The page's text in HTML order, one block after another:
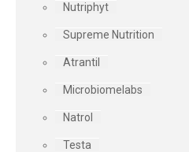
Nutriphyt
Supreme Nutrition
Atrantil
Microbiomelabs
Natrol
Testa